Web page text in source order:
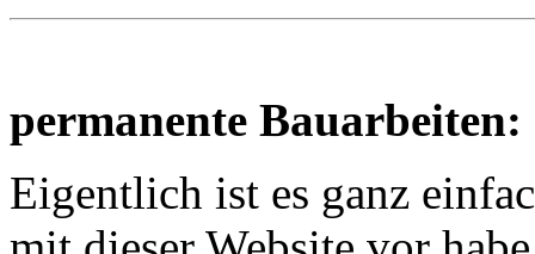
permanente Bauarbeiten:
Eigentlich ist es ganz